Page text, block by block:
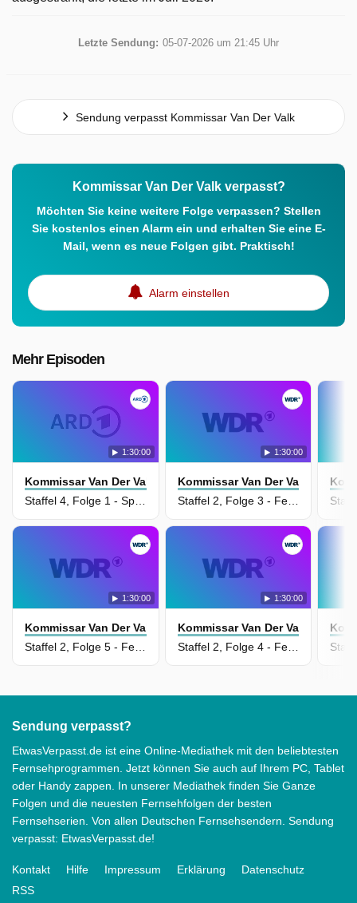
Letzte Sendung: 05-07-2026 um 21:45 Uhr
Sendung verpasst Kommissar Van Der Valk
Kommissar Van Der Valk verpasst?
Möchten Sie keine weitere Folge verpassen? Stellen
Sie kostenlos einen Alarm ein und erhalten Sie eine E-
Mail, wenn es neue Folgen gibt. Praktisch!
Alarm einstellen
Mehr Episoden
1:30:00
Kommissar Van Der Valk
Staffel 4, Folge 1 - Spielfilm Deutschland/Großbritannien 2024 (Van der Valk - Safe in Amsterdam)
1:30:00
Kommissar Van Der Valk
Staffel 2, Folge 3 - Fernsehfilm Großbritannien/Niederlande/Deutschland 2022 (Van der Valk - Payback in Amsterdam)
1:30:00
Kommissar Van Der Valk
1:30:00
Kommissar Van Der Valk
Staffel 2, Folge 4 - Fernsehfilm Deutschland/Großbritannien/Niederlande 2021 (Van der Valk - Plague in Amsterdam)
Sendung verpasst?
EtwasVerpasst.de ist eine Online-Mediathek mit den beliebtesten
Fernsehprogrammen. Jetzt können Sie auch auf Ihrem PC, Tablet
oder Handy zappen. In unserer Mediathek finden Sie Ganze
Folgen und die neuesten Fernsehfolgen der besten
Fernsehserien. Von allen Deutschen Fernsehsendern. Sendung
verpasst: EtwasVerpasst.de!
Kontakt Hilfe Impressum Erklärung
Datenschutz
RSS